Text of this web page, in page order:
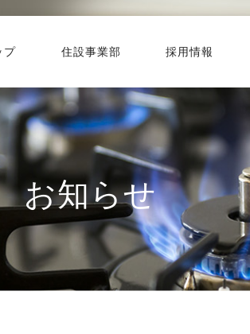
プ 住設事業部 採用情報
お知らせ